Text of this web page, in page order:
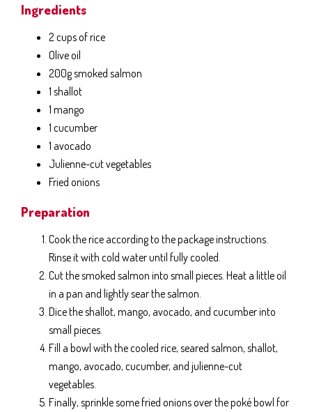
Ingredients
2 cups of rice
Olive oil
200g smoked salmon
1 shallot
1 mango
1 cucumber
1 avocado
Julienne-cut vegetables
Fried onions
Preparation
Cook the rice according to the package instructions.
Rinse it with cold water until fully cooled.
Cut the smoked salmon into small pieces. Heat a little oil
in a pan and lightly sear the salmon.
Dice the shallot, mango, avocado, and cucumber into
small pieces.
Fill a bowl with the cooled rice, seared salmon, shallot,
mango, avocado, cucumber, and julienne-cut
vegetables.
Finally, sprinkle some fried onions over the poké bowl for